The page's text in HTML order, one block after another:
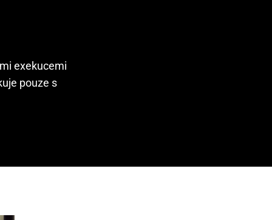
exekucemi
pouze s